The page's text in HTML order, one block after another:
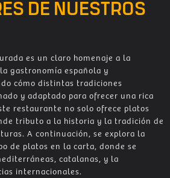
DE NUESTROS
es un claro homenaje a la
gastronomía española y
cómo distintas tradiciones
y adaptado para ofrecer una rica
restaurante no solo ofrece platos
tributo a la historia y la tradición de
A continuación, se explora la
de platos en la carta, donde se
catalanas, y la
internacionales.